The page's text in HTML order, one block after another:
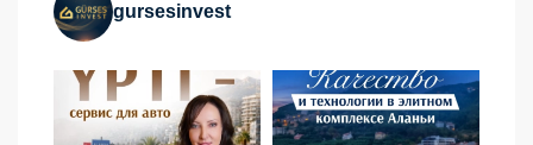
gursesinvest